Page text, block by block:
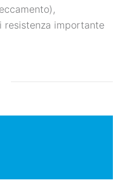
resistenza importante